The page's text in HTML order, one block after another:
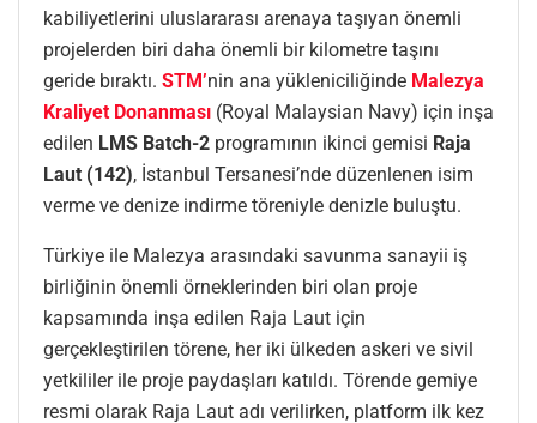
kabiliyetlerini uluslararası arenaya taşıyan önemli
projelerden biri daha önemli bir kilometre taşını
geride bıraktı. STM’nin ana yükleniciliğinde Malezya
Kraliyet Donanması (Royal Malaysian Navy) için inşa
edilen LMS Batch-2 programının ikinci gemisi Raja
Laut (142), İstanbul Tersanesi’nde düzenlenen isim
verme ve denize indirme töreniyle denizle buluştu.
Türkiye ile Malezya arasındaki savunma sanayii iş
birliğinin önemli örneklerinden biri olan proje
kapsamında inşa edilen Raja Laut için
gerçekleştirilen törene, her iki ülkeden askeri ve sivil
yetkililer ile proje paydaşları katıldı. Törende gemiye
resmi olarak Raja Laut adı verilirken, platform ilk kez